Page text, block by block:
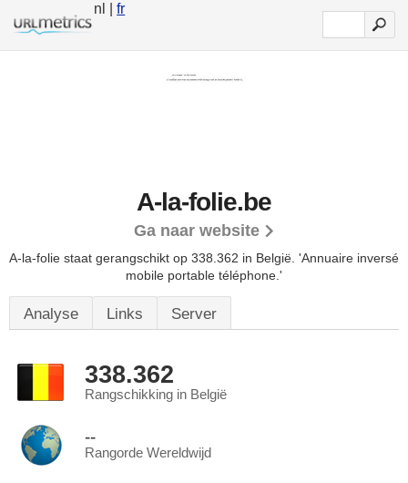
nl |fr
A-la-folie.be
Ga naar website
A-la-folie staat gerangschikt op 338.362 in België. 'Annuaire inversé
mobile portable téléphone.'
Analyse Links Server
338.362
Rangschikking in België
--
Rangorde Wereldwijd